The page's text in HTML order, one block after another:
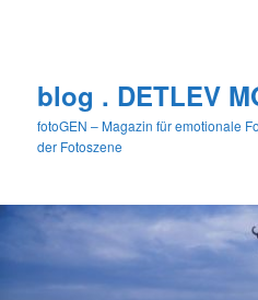
blog . DETLEV
fotoGEN – Magazin für emotionale
der Fotoszene